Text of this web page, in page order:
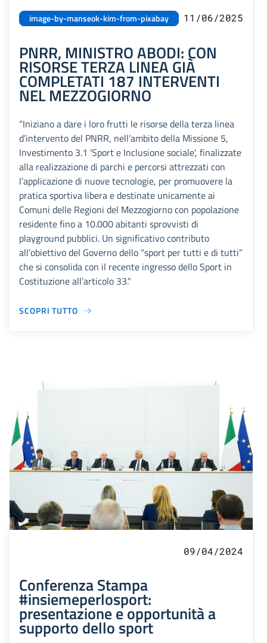
image-by-manseok-kim-from-pixabay 11/06/2025
PNRR, MINISTRO ABODI: CON
RISORSE TERZA LINEA GIÀ
COMPLETATI 187 INTERVENTI
NEL MEZZOGIORNO
“Iniziano a dare i loro frutti le risorse della terza linea
d’intervento del PNRR, nell’ambito della Missione 5,
Investimento 3.1 'Sport e Inclusione sociale', finalizzate
alla realizzazione di parchi e percorsi attrezzati con
l’applicazione di nuove tecnologie, per promuovere la
pratica sportiva libera e destinate unicamente ai
Comuni delle Regioni del Mezzogiorno con popolazione
residente fino a 10.000 abitanti sprovvisti di
playground pubblici. Un significativo contributo
all’obiettivo del Governo dello “sport per tutti e di tutti”
che si consolida con il recente ingresso dello Sport in
Costituzione all’articolo 33."
SCOPRI TUTTO
09/04/2024
Conferenza Stampa
#insiemeperlosport:
presentazione e opportunità a
supporto dello sport